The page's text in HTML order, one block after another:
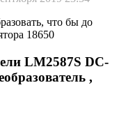
что бы до
18650
LM2587S DC-
,